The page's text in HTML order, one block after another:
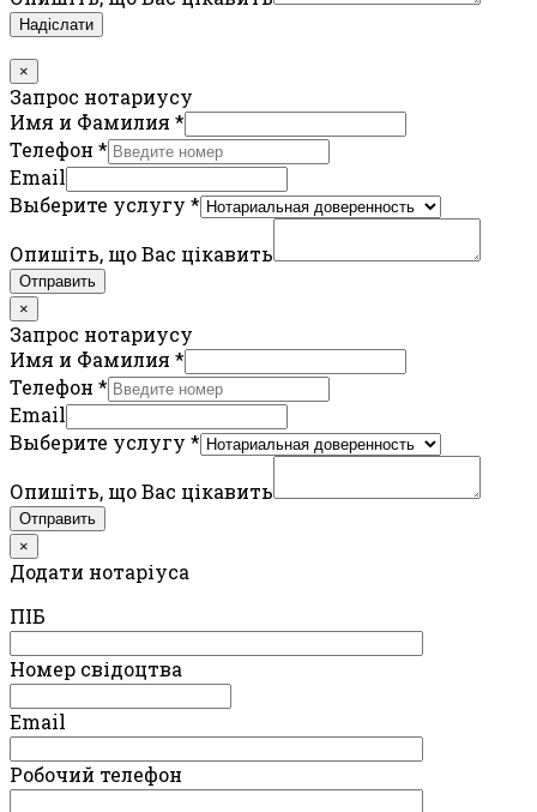
Надіслати
×
Запрос нотариусу
Имя и Фамилия *
Телефон *
Email
Выберите услугу *
Опишіть, що Вас цікавить
Отправить
×
Запрос нотариусу
Имя и Фамилия *
Телефон *
Email
Выберите услугу *
Опишіть, що Вас цікавить
Отправить
×
Додати нотаріуса
ПIБ
Номер свідоцтва
Email
Робочий телефон